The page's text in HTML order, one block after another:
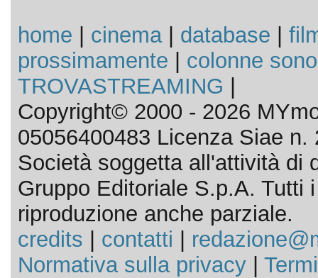
home cinema| database
prossimamente
colonne
TROVASTREAMING
Copyright© 2000 - 2026
05056400483 Licenza Siae n.
Società soggetta all'attività di
Gruppo Editoriale S.p.A. Tutti
riproduzione anche parziale.
credits
contatti
Normativa sulla privacy|